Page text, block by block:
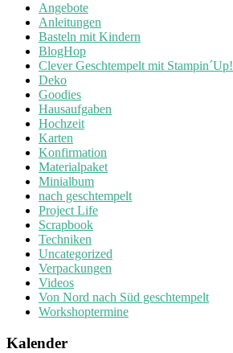
Angebote
Anleitungen
Basteln mit Kindern
BlogHop
Clever Geschtempelt mit Stampin´Up!
Deko
Goodies
Hausaufgaben
Hochzeit
Karten
Konfirmation
Materialpaket
Minialbum
nach geschtempelt
Project Life
Scrapbook
Techniken
Uncategorized
Verpackungen
Videos
Von Nord nach Süd geschtempelt
Workshoptermine
Kalender